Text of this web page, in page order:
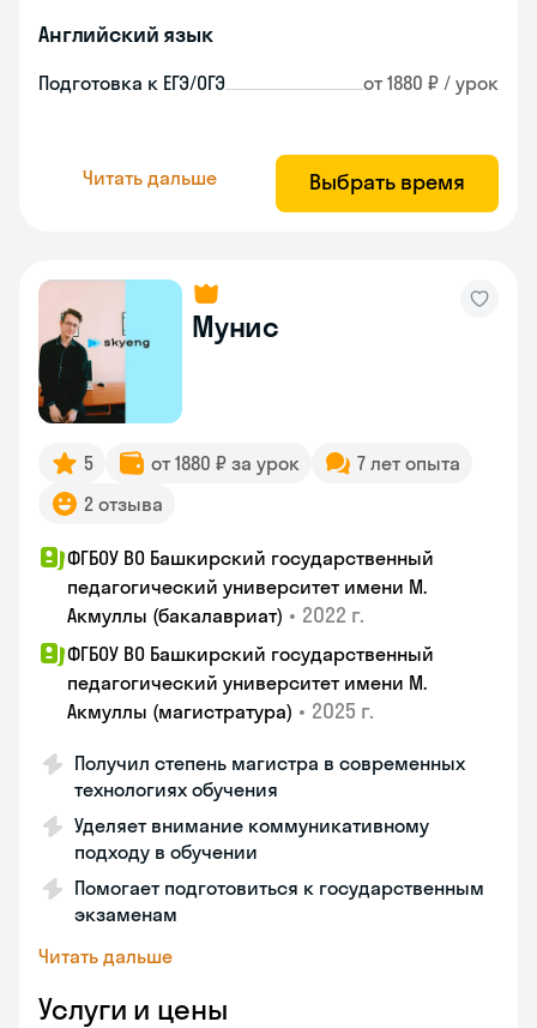
Английский язык
Подготовка к ЕГЭ/ОГЭ от 1880 ₽ / урок
Читать дальше Выбрать время
Мунис
5 от 1880 ₽ за урок
7 лет опыта
2 отзыва
ФГБОУ ВО Башкирский государственный
педагогический университет имени М.
Акмуллы (бакалавриат) • 2022 г.
ФГБОУ ВО Башкирский государственный
педагогический университет имени М.
Акмуллы (магистратура) • 2025 г.
Получил степень магистра в современных
технологиях обучения
Уделяет внимание коммуникативному
подходу в обучении
Помогает подготовиться к государственным
экзаменам
Читать дальше
Услуги и цены